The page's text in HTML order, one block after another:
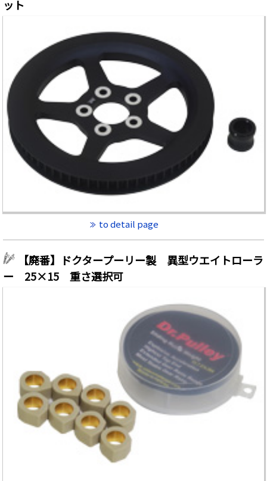
ット
to detail page
【廃番】ドクタープーリー製 異型ウエイトローラ
ー 25×15 重さ選択可